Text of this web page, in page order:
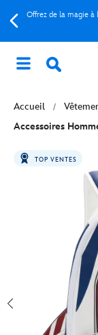
Offrez de la magie à
Accueil
Accessoires
TOP VENTES